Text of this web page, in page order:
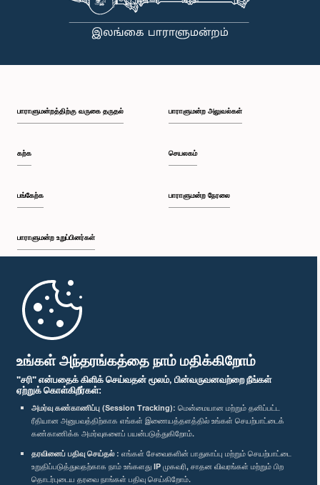
உங்கள் அந்தரங்கத்தை நாம் மதிக்கிறோம்
"சரி" என்பதைக் கிளிக் செய்வதன் மூலம், பின்வருவனவற்றை நீங்கள்
ஏற்றுக் கொள்கிறீர்கள்:
அமர்வு கண்காணிப்பு (Session Tracking): மென்மையான மற்றும் தனிப்பட்ட
ரீதியான அனுபவத்திற்காக எங்கள் இணையத்தளத்தில் உங்கள் செயற்பாட்டைக்
கண்காணிக்க அமர்வுகளைப் பயன்படுத்துகிறோம்.
தரவினைப் பதிவு செய்தல் : எங்கள் சேவைகளின் பாதுகாப்பு மற்றும் செயற்பாட்டை
உறுதிப்படுத்துவதற்காக நாம் உங்களது IP முகவரி, சாதன விவரங்கள் மற்றும் பிற
தொடர்புடைய தரவை நாங்கள் பதிவு செய்கிறோம்.
பாராளுமன்றத்திற்கு வருகை தருதல்
கற்க
பங்கேற்க
பாராளுமன்ற உறுப்பினர்கள்
முதற்பக்கம்
பாராளுமன்ற அலுவல்கள்
செயலகம்
பாராளுமன்ற நேரலை
பாராளுமன்ற கையடக்க செயலி
எம்மை பின்தொடர்க :
விருதுகள்